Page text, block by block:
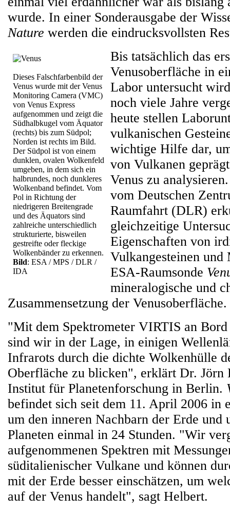
wurde. In einer Sonderausgabe der
Nature werden die eindrucksvollsten
Dieses Falschfarbenbild der
Venus wurde mit der Venus
Monitoring Camera (VMC)
von Venus Express
aufgenommen und zeigt die
Südhalbkugel vom Äquator
(rechts) bis zum Südpol;
Norden ist rechts im Bild.
Der Südpol ist von einem
dunklen, ovalen Wolkenfeld
umgeben, in dem sich ein
halbrundes, noch dunkleres
Wolkenband befindet. Vom
Pol in Richtung der
niedrigeren Breitengrade
und des Äquators sind
zahlreiche unterschiedlich
strukturierte, bisweilen
gestreifte oder fleckige
Wolkenbänder zu erkennen.
Bild: ESA / MPS / DLR /
IDA
Bis tatsächlich das
Venusoberfläche in
Labor untersucht
noch viele Jahre
heute stellen
vulkanischen
wichtige Hilfe dar,
von Vulkanen
Venus zu
vom Deutschen
Raumfahrt (DLR)
gleichzeitige
Eigenschaften von
Vulkangesteinen und
ESA-Raumsonde
mineralogische und
Zusammensetzung der Venusoberfläche.
"Mit dem Spektrometer VIRTIS an
sind wir in der Lage, in einigen
Infrarots durch die dichte Wolkenhülle
Oberfläche zu blicken", erklärt Dr.
Institut für Planetenforschung in Berlin.
befindet sich seit dem 11. April 2006 in
um den inneren Nachbarn der Erde und
Planeten einmal in 24 Stunden. "Wir
aufgenommenen Spektren mit
süditalienischer Vulkane und können
mit der Erde besser einschätzen, um
auf der Venus handelt", sagt Helbert.